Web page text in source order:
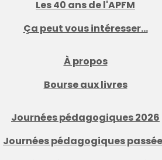
Les 40 ans de l'APFM
Ça peut vous intéresser...
À propos
Bourse aux livres
Journées pédagogiques 2026
Journées pédagogiques